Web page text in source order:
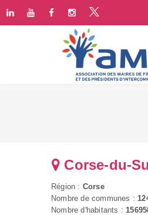
Corse-du-
Région : Corse
Nombre de communes :
Nombre d'habitants :